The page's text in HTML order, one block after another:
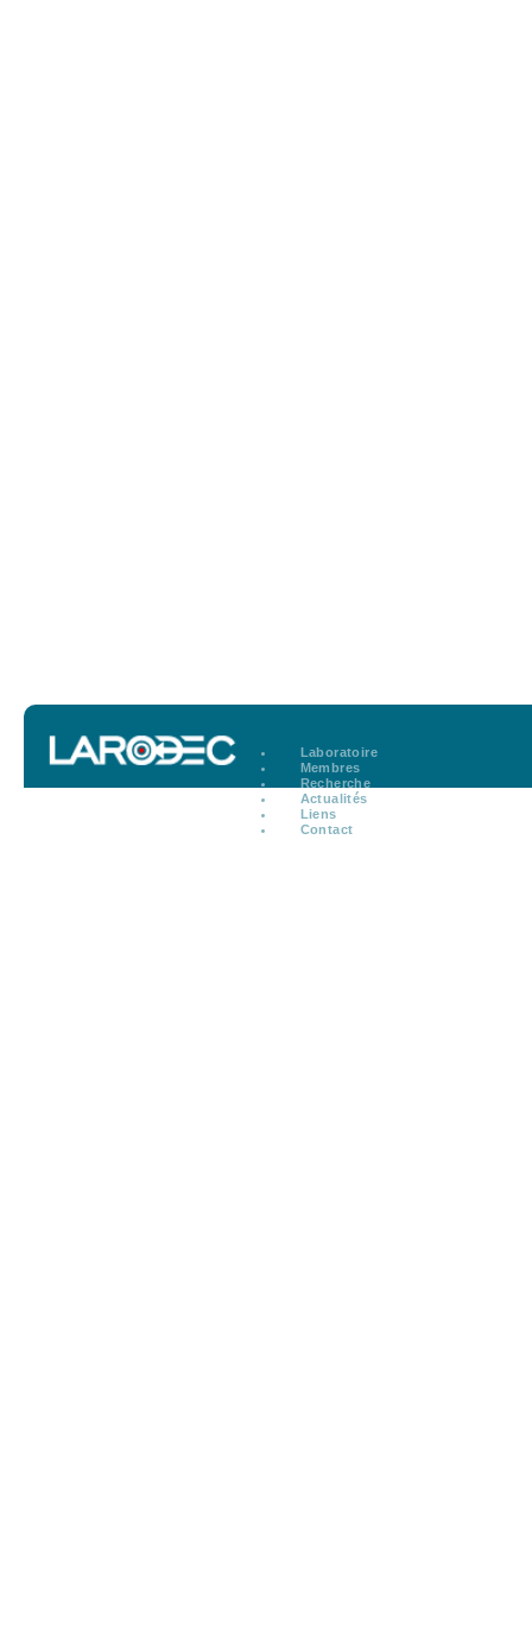
Laboratoire
Membres
Recherche
Actualités
Liens
Contact